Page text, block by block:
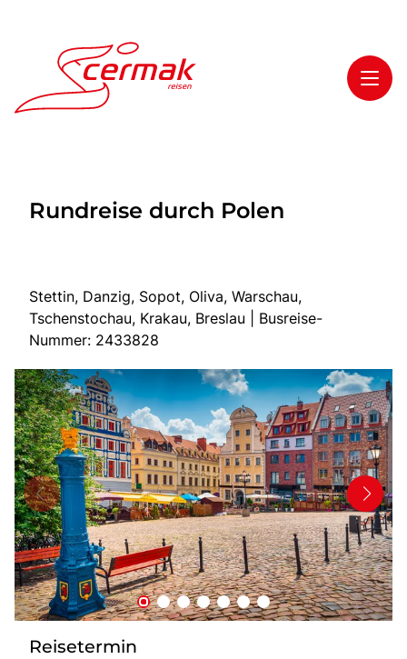
Highlights
Tagesfahrten
Mehrtagesfahrten
Bus mieten
Katalog anfordern
Uber uns
Rundreise durch Polen
Stettin, Danzig, Sopot, Oliva, Warschau,
Tschenstochau, Krakau, Breslau | Busreise-
Nummer: 2433828
Reisetermin